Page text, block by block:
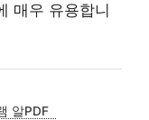
매우 유용합니
알PDF